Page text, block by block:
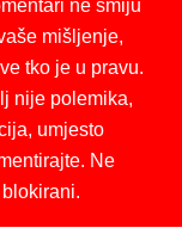
ne smiju
mišljenje,
tko je u pravu.
nije polemika,
umjesto
Ne